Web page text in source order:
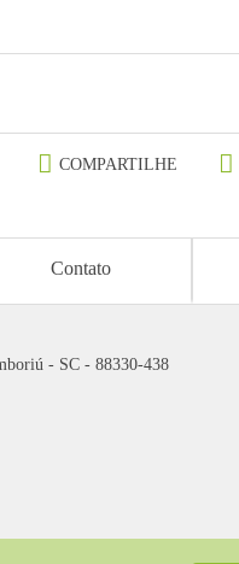
COMPARTILHE
Contato
- SC - 88330-438